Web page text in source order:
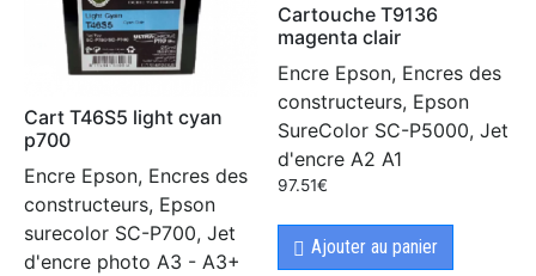
Cart T46S5 light cyan
p700
Encre Epson, Encres des
constructeurs, Epson
surecolor SC-P700, Jet
d'encre photo A3 - A3+
Cartouche T9136
magenta clair
Encre Epson, Encres des
constructeurs, Epson
SureColor SC-P5000, Jet
d'encre A2 A1
97.51€
Ajouter au panier